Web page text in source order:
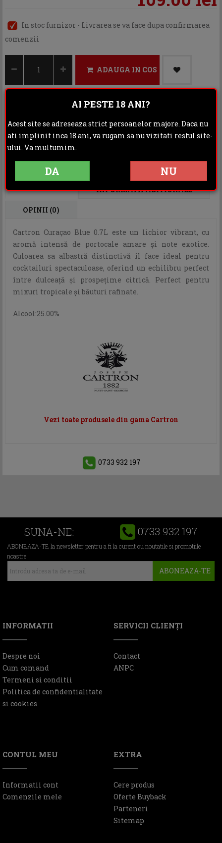
In stoc furnizor - Livrarea se va face dupa confirmarea
comenzii
ADAUGA IN COS
Categoria:
Lichior
Distribuie:
Rating:
INFORMATII ADITIONALE
OPINII (0)
Cartron Curaçao Blue 0.7L este un lichior vibrant, cu
aromă intensă de portocale amare și note exotice.
Culoarea sa albastră distinctivă îl face ideal pentru
cocktailuri spectaculoase, oferind un echilibru perfect
între dulceață și prospețime citrică. Perfect pentru
mixuri tropicale și băuturi rafinate.
Alcool:25.00%
Vezi toate produsele din gama Cartron
0733 932 197
SUNA-NE: 0733 932 197
ABONEAZA-TE la newsletter pentru a fi la curent cu noutatile si promotiile
noastre
ABONEAZA-TE
INFORMATII
Despre noi
Cum comand
Termeni si conditii
Politica de confidentialitate
si cookies
SERVICII CLIENŢI
Contact
ANPC
CONTUL MEU
Informatii cont
Comenzile mele
EXTRA
Cere produs
Oferte Buyback
Parteneri
Sitemap
AI PESTE 18 ANI?
Acest site se adreseaza strict persoanelor majore. Daca nu
ati implinit inca 18 ani, va rugam sa nu vizitati restul site-
ului. Va multumim.
DA NU